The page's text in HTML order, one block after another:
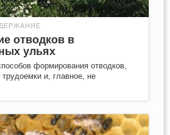
отводков в
ульях
формирования отводков,
трудоемки и, главное, не